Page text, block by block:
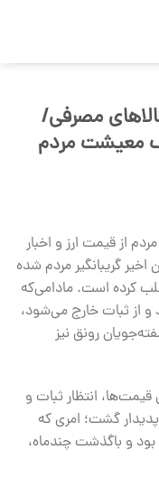
مصرفی/
معیشت مردم
از قیمت ارز و اخبار
گریبانگیر مردم شده
کرده است. مادامی‌که
و از ثبات خارج می‌شود،
رونق نیز
قیمت‌ها، انتظار ثبات و
گشت؛ امری که
بود و باگذشت چندماه،